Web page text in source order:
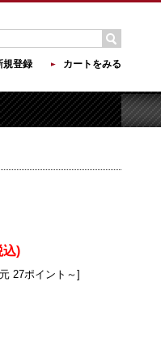
規登録 カートをみる
込)
27ポイント～]